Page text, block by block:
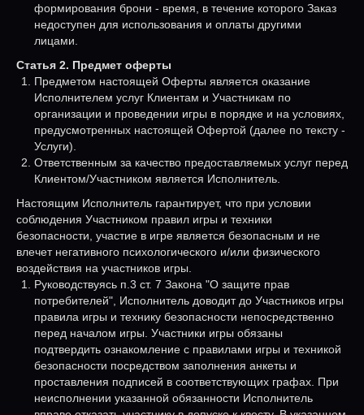
формирования брони - время, в течение которого Заказ
недоступен для использования и оплаты другими
лицами.
Статья 2. Предмет оферты
Предметом настоящей Оферты является оказание
Исполнителем услуг Клиентам и Участникам по
организации и проведении игры в порядке и на условиях,
предусмотренных настоящей Офертой (далее по тексту -
Услуги).
Ответственным за качество предоставляемых услуг перед
Клиентом/Участником является Исполнитель.
Настоящим Исполнитель гарантирует, что при условии
соблюдения Участником правил игры и техники
безопасности, участие в игре является безопасным и не
влечет негативного психологического и/или физического
воздействия на участников игры.
Руководствуясь п.3 ст. 7 Закона "О защите прав
потребителей", Исполнитель доводит до Участников игры
правила игры и технику безопасности непосредственно
перед началом игры. Участники игры обязаны
подтвердить ознакомление с правилами игры и техникой
безопасности посредством заполнения анкеты и
проставления подписей в соответствующих графах. При
неисполнении указанной обязанности Исполнитель